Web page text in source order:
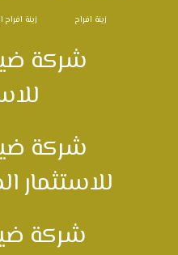
زينة افراح زينة
شركة
شركة
للاستثمار
شركة